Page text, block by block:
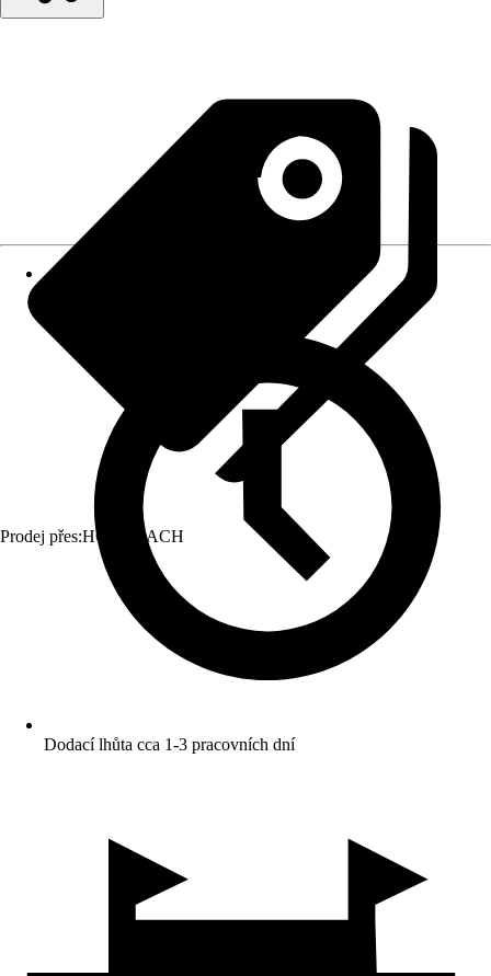
Prodej přes:HORNBACH
Dodací lhůta cca 1-3 pracovních dní